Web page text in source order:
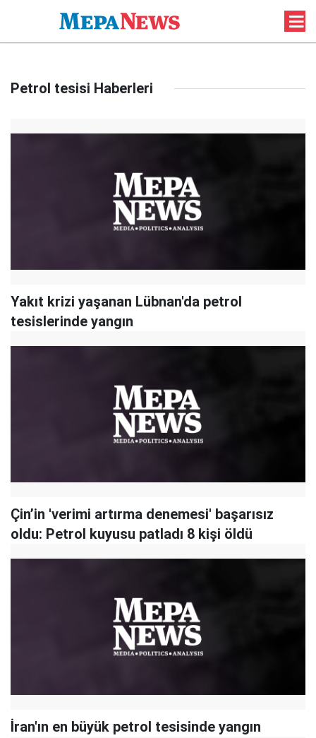
Petrol tesisi Haberleri
Yakıt krizi yaşanan Lübnan'da petrol
tesislerinde yangın
Çin’in 'verimi artırma denemesi' başarısız
oldu: Petrol kuyusu patladı 8 kişi öldü
İran'ın en büyük petrol tesisinde yangın